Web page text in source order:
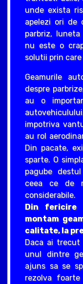
unde exista
apelezi ori de
parbriz,
nu este o
solutii prin
Geamurile
despre
au o
impotriva
au rol
Din pacate,
sparte. O
pagube
ceea ce de
considerabile.
Din fericire
montam
calitate, la
Daca ai
unul dintre
ajuns sa se
rezolva foarte